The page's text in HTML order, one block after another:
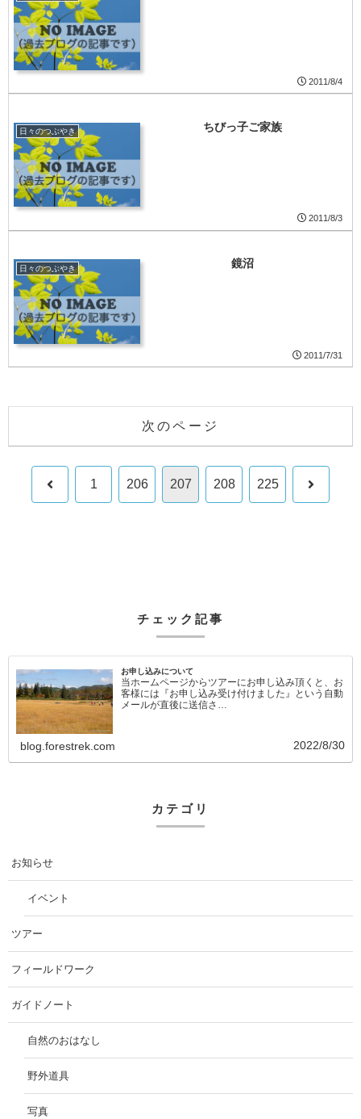
2011/8/4
日々のつぶやき ちびっ子ご家族
2011/8/3
日々のつぶやき 鏡沼
2011/7/31
次のページ
前 1 206 207 208 225 次
チェック記事
お申し込みについて
当ホームページからツアーにお申し込み頂くと、お
客様には『お申し込み受け付けました』という自動
メールが直後に送信さ…
blog.forestrek.com 2022/8/30
カテゴリ
お知らせ
イベント
ツアー
フィールドワーク
ガイドノート
自然のおはなし
野外道具
写真